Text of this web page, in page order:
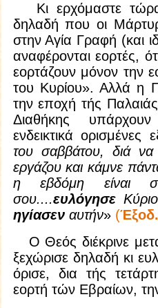
Κι ερχόμαστε τώρα
δηλαδή που οι
στην Αγία Γραφή (και
αναφέρονται εορτές,
εορτάζουν μόνον την
του Κυρίου». Αλλά η
την εποχή τής
Διαθήκης
ενδεικτικά
του σαββάτου, διά
εργάζου και κάμνε
η εβδόμη είναι
σου....ευλόγησε
ηγίασεναυτήν» (
Ο Θεός διέκρινε
ξεχώρισε δηλαδή κι
όρισε, δια τής
εορτή τών Εβραίων,